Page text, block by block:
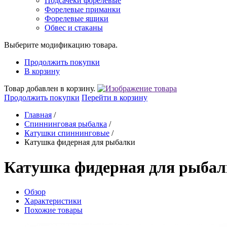
Форелевые приманки
Форелевые ящики
Обвес и стаканы
Выберите модификацию товара.
Продолжить покупки
В корзину
Товар добавлен в корзину.
Продолжить покупки Перейти в корзину
Главная /
Спиннинговая рыбалка /
Катушки спиннинговые /
Катушка фидерная для рыбалки
Катушка фидерная для
Обзор
Характеристики
Похожие товары